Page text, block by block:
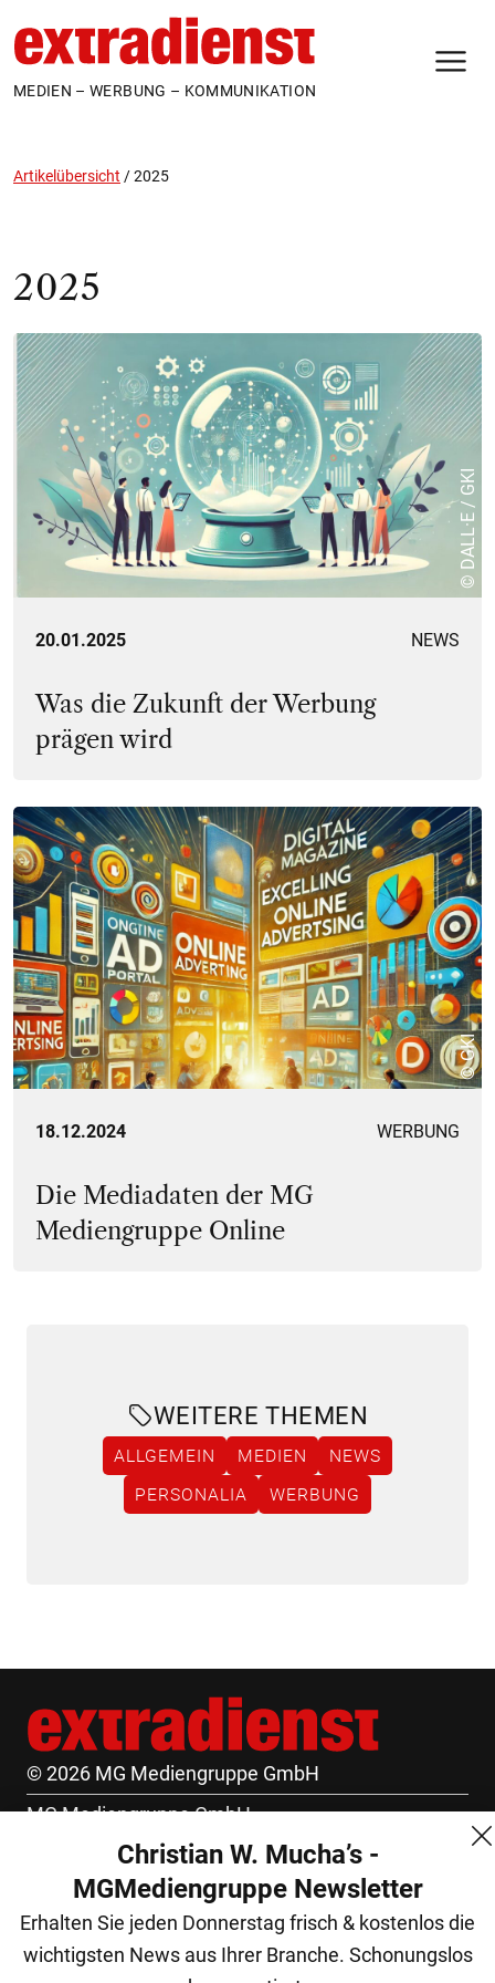
MEDIEN – WERBUNG – KOMMUNIKATION
Artikelübersicht /2025
2025
© DALL·E / GKI
20.01.2025 NEWS
Was die Zukunft der Werbung
prägen wird
© GKI
18.12.2024 WERBUNG
Die Mediadaten der MG
Mediengruppe Online
WEITERE THEMEN
ALLGEMEIN MEDIEN
NEWS
PERSONALIA
WERBUNG
© 2026 MG Mediengruppe GmbH
MG Mediengruppe GmbH
Burgring 1/7
1010 Wien
+43 (1) 522 14 14
office@mgmedien.at
Christian W. Mucha’s -
MGMediengruppe Newsletter
Erhalten Sie jeden Donnerstag frisch & kostenlos die
wichtigsten News aus Ihrer Branche. Schonungslos